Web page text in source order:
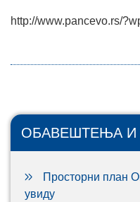
http://www.pancevo.rs/
ОБАВЕШТЕЊА И
Просторни план
увиду